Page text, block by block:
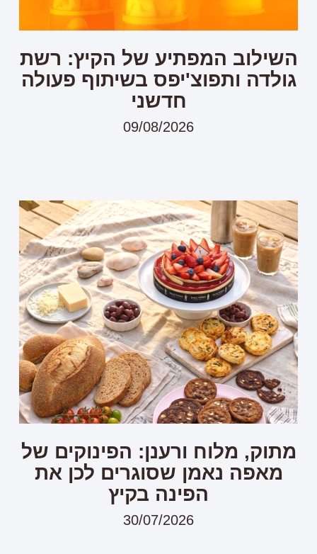
השילוב המפתיע של הקיץ: רשת
גולדה ותפוצ'יפס בשיתוף פעולה
חדשני
09/08/2026
מתוק, מלוח ורענן: הפינוקים של
מאפה נאמן שסוגרים לכן את
הפינה בקיץ
30/07/2026